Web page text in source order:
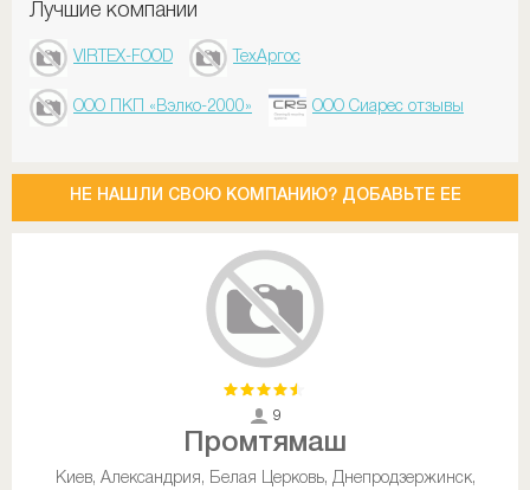
Лучшие компании
VIRTEX-FOOD ТехАргос
ООО ПКП «Вэлко-2000» ООО Сиарес отзывы
НЕ НАШЛИ СВОЮ КОМПАНИЮ? ДОБАВЬТЕ ЕЕ
9
Промтямаш
Киев, Александрия, Белая Церковь, Днепродзержинск,